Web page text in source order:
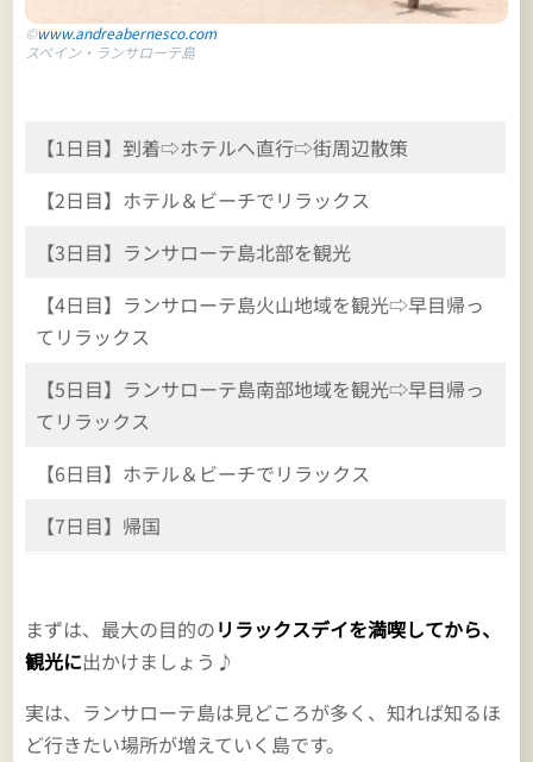
©www.andreabernesco.com
スペイン・ランサローテ島
【1日目】到着⇨ホテルへ直行⇨街周辺散策
【2日目】ホテル＆ビーチでリラックス
【3日目】ランサローテ島北部を観光
【4日目】ランサローテ島火山地域を観光⇨早目帰っ
てリラックス
【5日目】ランサローテ島南部地域を観光⇨早目帰っ
てリラックス
【6日目】ホテル＆ビーチでリラックス
【7日目】帰国
まずは、最大の目的のリラックスデイを満喫してから、
観光に出かけましょう♪
実は、ランサローテ島は見どころが多く、知れば知るほ
ど行きたい場所が増えていく島です。